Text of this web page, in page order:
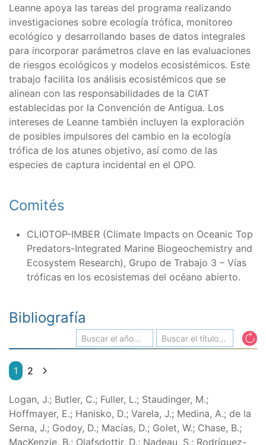
Leanne apoya las tareas del programa realizando
investigaciones sobre ecología trófica, monitoreo
ecológico y desarrollando bases de datos integrales
para incorporar parámetros clave en las evaluaciones
de riesgos ecológicos y modelos ecosistémicos. Este
trabajo facilita los análisis ecosistémicos que se
alinean con las responsabilidades de la CIAT
establecidas por la Convención de Antigua. Los
intereses de Leanne también incluyen la exploración
de posibles impulsores del cambio en la ecología
trófica de los atunes objetivo, así como de las
especies de captura incidental en el OPO.
Comités
CLIOTOP-IMBER (Climate Impacts on Oceanic Top
Predators-Integrated Marine Biogeochemistry and
Ecosystem Research), Grupo de Trabajo 3 – Vías
tróficas en los ecosistemas del océano abierto.
Bibliografía
1 2
Logan, J.; Butler, C.; Fuller, L.; Staudinger, M.;
Hoffmayer, E.; Hanisko, D.; Varela, J.; Medina, A.; de la
Serna, J.; Godoy, D.; Macías, D.; Golet, W.; Chase, B.;
MacKenzie, B.; Olafsdottir, D.; Nadeau, S.; Rodríguez-